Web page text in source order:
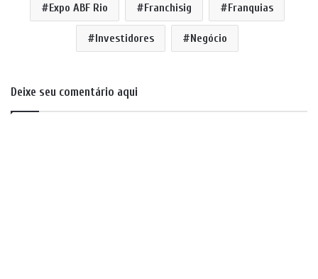
Expo ABF Rio Franchisig Franquias
Investidores Negócio
Deixe seu comentário aqui